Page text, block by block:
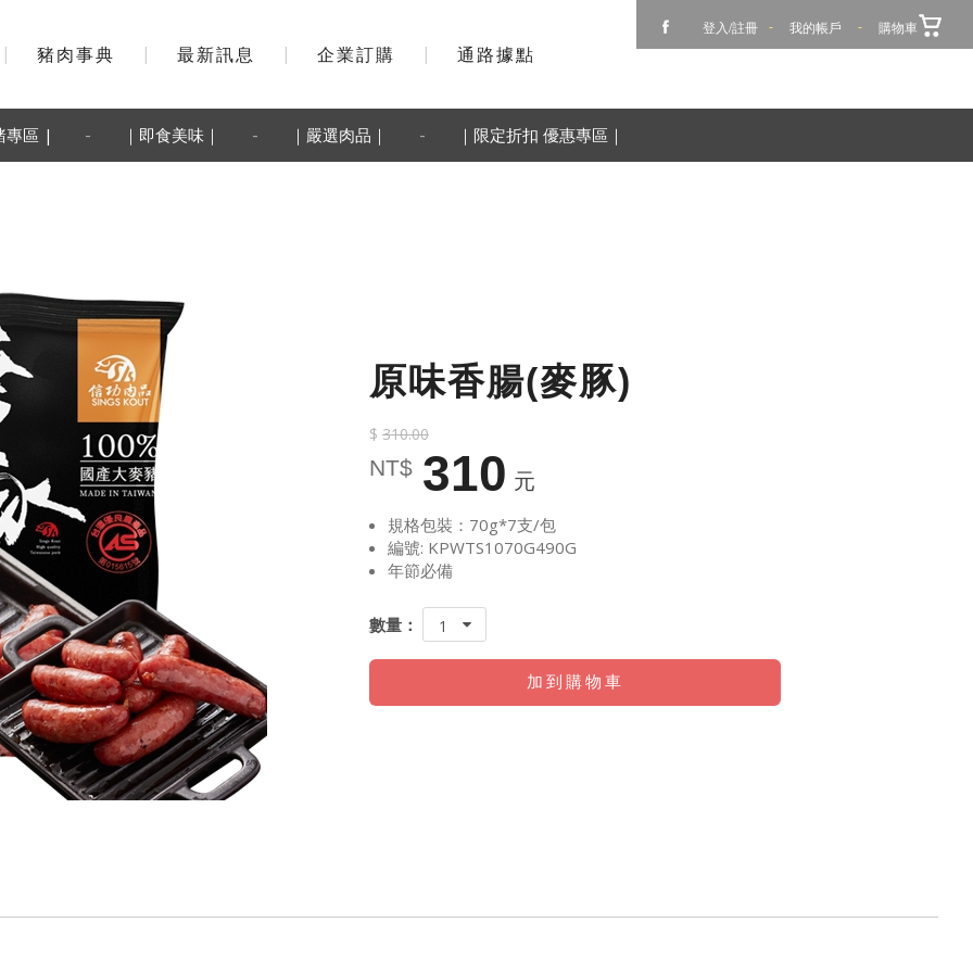
| 豬肉事典 | 最新訊息 | 企業訂購 | 通路據點
登入/註冊 - 我的帳戶 - 購物車
專區 | - ｜即食美味｜ - ｜嚴選肉品｜ - ｜限定折扣 優惠專區｜
原味香腸(麥豚)
$ 310.00
NT$ 310 元
規格包裝：70g*7支/包
編號: KPWTS1070G490G
年節必備
數量： 1
加到購物車